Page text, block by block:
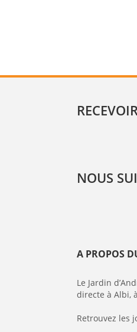
NOUS
A PROPOS
Le Jardin
directe à Albi,
Retrouvez les